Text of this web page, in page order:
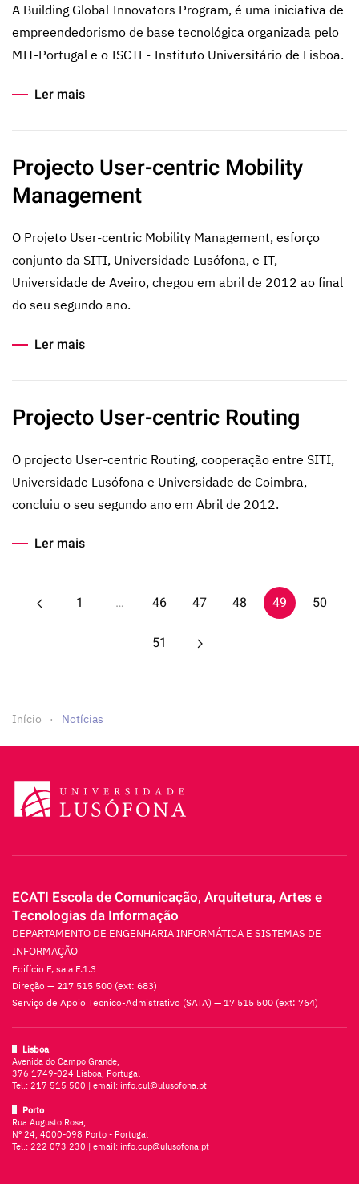
A Building Global Innovators Program, é uma iniciativa de
empreendedorismo de base tecnológica organizada pelo
MIT-Portugal e o ISCTE- Instituto Universitário de Lisboa.
Ler mais
Projecto User-centric Mobility
Management
O Projeto User-centric Mobility Management, esforço
conjunto da SITI, Universidade Lusófona, e IT,
Universidade de Aveiro, chegou em abril de 2012 ao final
do seu segundo ano.
Ler mais
Projecto User-centric Routing
O projecto User-centric Routing, cooperação entre SITI,
Universidade Lusófona e Universidade de Coimbra,
concluiu o seu segundo ano em Abril de 2012.
Ler mais
1 … 46 47 48 49 50
51
Início Notícias
ECATI Escola de Comunicação, Arquitetura, Artes e
Tecnologias da Informação
DEPARTAMENTO DE ENGENHARIA INFORMÁTICA E SISTEMAS DE
INFORMAÇÃO
Edifício F, sala F.1.3
Direção — 217 515 500 (ext: 683)
Serviço de Apoio Tecnico-Admistrativo (SATA) — 17 515 500 (ext: 764)
Lisboa
Avenida do Campo Grande,
376 1749-024 Lisboa, Portugal
Tel.: 217 515 500 | email: info.cul@ulusofona.pt
Porto
Rua Augusto Rosa,
Nº 24, 4000-098 Porto - Portugal
Tel.: 222 073 230 | email: info.cup@ulusofona.pt